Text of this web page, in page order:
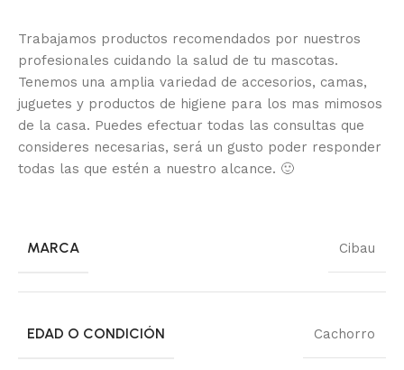
Trabajamos productos recomendados por nuestros
profesionales cuidando la salud de tu mascotas.
Tenemos una amplia variedad de accesorios, camas,
juguetes y productos de higiene para los mas mimosos
de la casa. Puedes efectuar todas las consultas que
consideres necesarias, será un gusto poder responder
todas las que estén a nuestro alcance. 🙂
MARCA Cibau
EDAD O CONDICIÓN Cachorro